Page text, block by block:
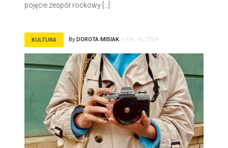
pojęcie zespół rockowy […]
KULTURA By DOROTA MISIAK KW. 16, 2024